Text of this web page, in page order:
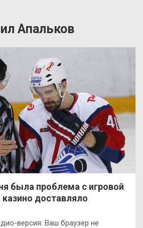
Апальков
была проблема с игровой
доставляло
версия: Ваш браузер не